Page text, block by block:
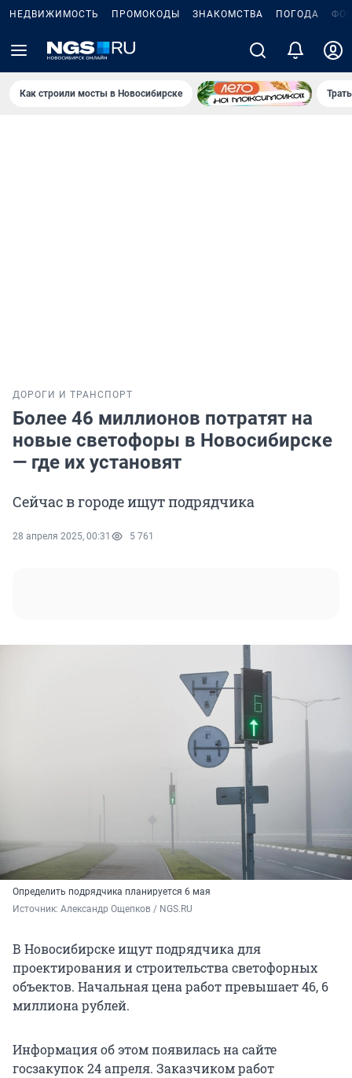
НЕДВИЖИМОСТЬ ПРОМОКОДЫ ЗНАКОМСТВА ПОГОДА
Как строили мосты в Новосибирске
ДОРОГИ И ТРАНСПОРТ
Более 46 миллионов потратят на
новые светофоры в Новосибирске
— где их установят
Сейчас в городе ищут подрядчика
28 апреля 2025, 00:31 5 761
Определить подрядчика планируется 6 мая
Источник: Александр Ощепков / NGS.RU
В Новосибирске ищут подрядчика для
проектирования и строительства светофорных
объектов. Начальная цена работ превышает 46, 6
миллиона рублей.
Информация об этом появилась на сайте
госзакупок 24 апреля. Заказчиком работ